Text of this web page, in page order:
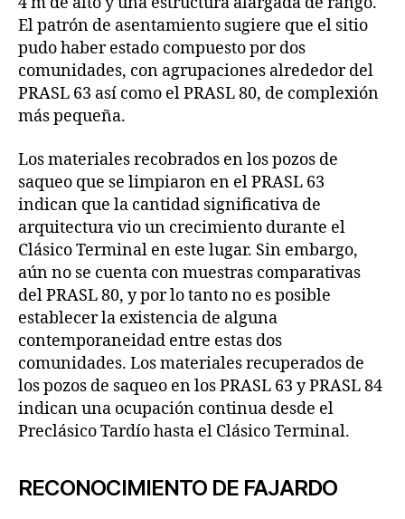
El patrón de asentamiento sugiere que el sitio
pudo haber estado compuesto por dos
comunidades, con agrupaciones alrededor del
PRASL 63 así como el PRASL 80, de complexión
más pequeña.
Los materiales recobrados en los pozos de
saqueo que se limpiaron en el PRASL 63
indican que la cantidad significativa de
arquitectura vio un crecimiento durante el
Clásico Terminal en este lugar. Sin embargo,
aún no se cuenta con muestras comparativas
del PRASL 80, y por lo tanto no es posible
establecer la existencia de alguna
contemporaneidad entre estas dos
comunidades. Los materiales recuperados de
los pozos de saqueo en los PRASL 63 y PRASL 84
indican una ocupación continua desde el
Preclásico Tardío hasta el Clásico Terminal.
RECONOCIMIENTO DE FAJARDO